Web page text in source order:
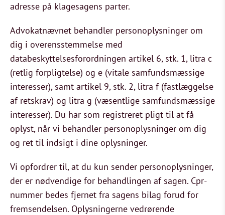
adresse på klagesagens parter.
Advokatnævnet behandler personoplysninger om
dig i overensstemmelse med
databeskyttelsesforordningen artikel 6, stk. 1, litra c
(retlig forpligtelse) og e (vitale samfundsmæssige
interesser), samt artikel 9, stk. 2, litra f (fastlæggelse
af retskrav) og litra g (væsentlige samfundsmæssige
interesser). Du har som registreret pligt til at få
oplyst, når vi behandler personoplysninger om dig
og ret til indsigt i dine oplysninger.
Vi opfordrer til, at du kun sender personoplysninger,
der er nødvendige for behandlingen af sagen. Cpr-
nummer bedes fjernet fra sagens bilag forud for
fremsendelsen. Oplysningerne vedrørende